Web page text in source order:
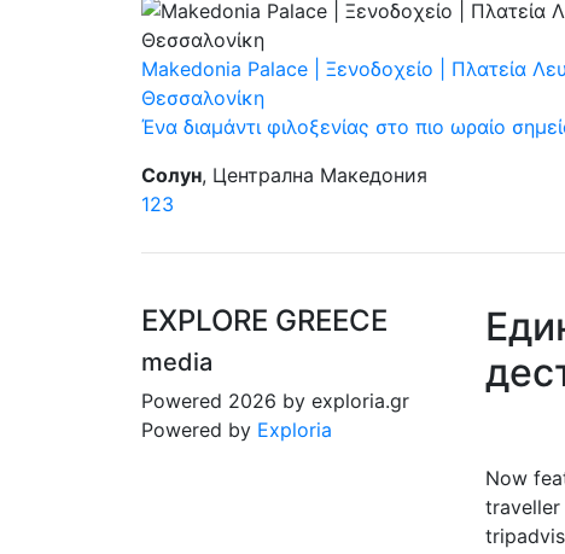
Makedonia Palace | Ξενοδοχείο | Πλατεία
Θεσσαλονίκη
Ένα διαμάντι φιλοξενίας στο πιο ωραίο
Солун, Централна Македония
123
EXPLORE GREECE
media
Powered 2026 by exploria.gr
Powered by Exploria
Now